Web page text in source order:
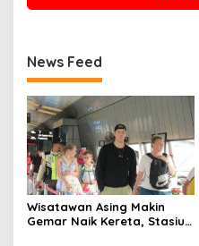
News Feed
Wisatawan Asing Makin
Gemar Naik Kereta, Stasiun